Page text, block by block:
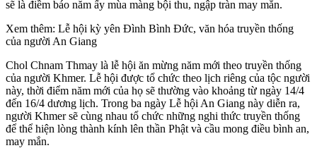
sẽ là điềm báo năm ấy mùa màng bội thu, ngập tràn may mắn.
Xem thêm: Lễ hội kỳ yên Đình Bình Đức, văn hóa truyền thống
của người An Giang
Chol Chnam Thmay là lễ hội ăn mừng năm mới theo truyền thống
của người Khmer. Lễ hội được tổ chức theo lịch riêng của tộc người
này, thời điểm năm mới của họ sẽ thường vào khoảng từ ngày 14/4
đến 16/4 dương lịch. Trong ba ngày Lễ hội An Giang này diễn ra,
người Khmer sẽ cùng nhau tổ chức những nghi thức truyền thống
để thể hiện lòng thành kính lên thần Phật và cầu mong điều bình an,
may mắn.